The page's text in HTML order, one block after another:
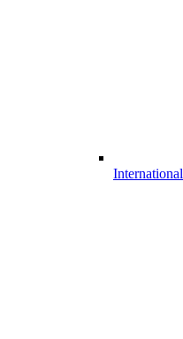
International